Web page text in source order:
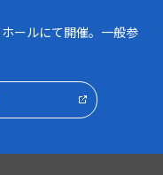
ールにて開催。一般参